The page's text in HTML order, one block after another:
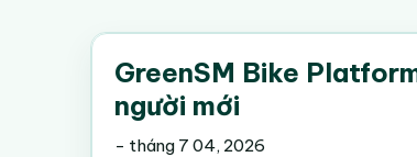
GreenSM Bike
người mới
- tháng 7 04, 2026